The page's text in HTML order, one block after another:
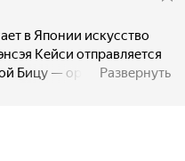
в Японии искусство
Кейси отправляется
Бицу — оружиеРазвернуть